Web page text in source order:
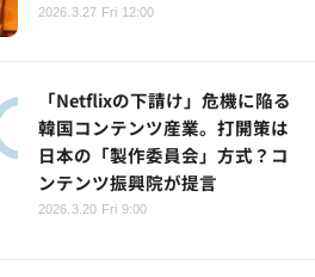
2026.3.27 Fri 12:00
「Netflixの下請け」危機に陥る
韓国コンテンツ産業。打開策は
日本の「製作委員会」方式？コ
ンテンツ振興院が提言
2026.3.20 Fri 9:00